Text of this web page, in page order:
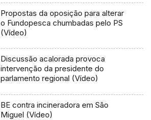
Propostas da oposição para alterar
o Fundopesca chumbadas pelo PS
(Vídeo)
Discussão acalorada provoca
intervenção da presidente do
parlamento regional (Vídeo)
BE contra incineradora em São
Miguel (Vídeo)